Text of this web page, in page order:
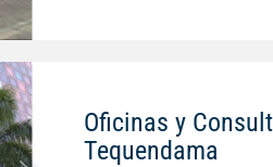
Oficinas y
Tequendama